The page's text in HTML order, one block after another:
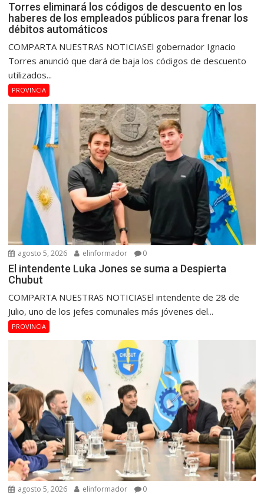
Torres eliminará los códigos de descuento en los
haberes de los empleados públicos para frenar los
débitos automáticos
COMPARTA NUESTRAS NOTICIASEl gobernador Ignacio
Torres anunció que dará de baja los códigos de descuento
utilizados...
PROVINCIA
agosto 5, 2026 elinformador 0
El intendente Luka Jones se suma a Despierta
Chubut
COMPARTA NUESTRAS NOTICIASEl intendente de 28 de
Julio, uno de los jefes comunales más jóvenes del...
PROVINCIA
agosto 5, 2026 elinformador 0